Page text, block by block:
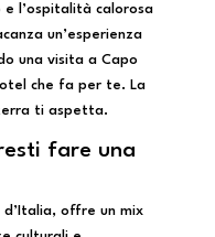
l’ospitalità calorosa
un’esperienza
una visita a Capo
che fa per te. La
ti aspetta.
fare una
offre un mix